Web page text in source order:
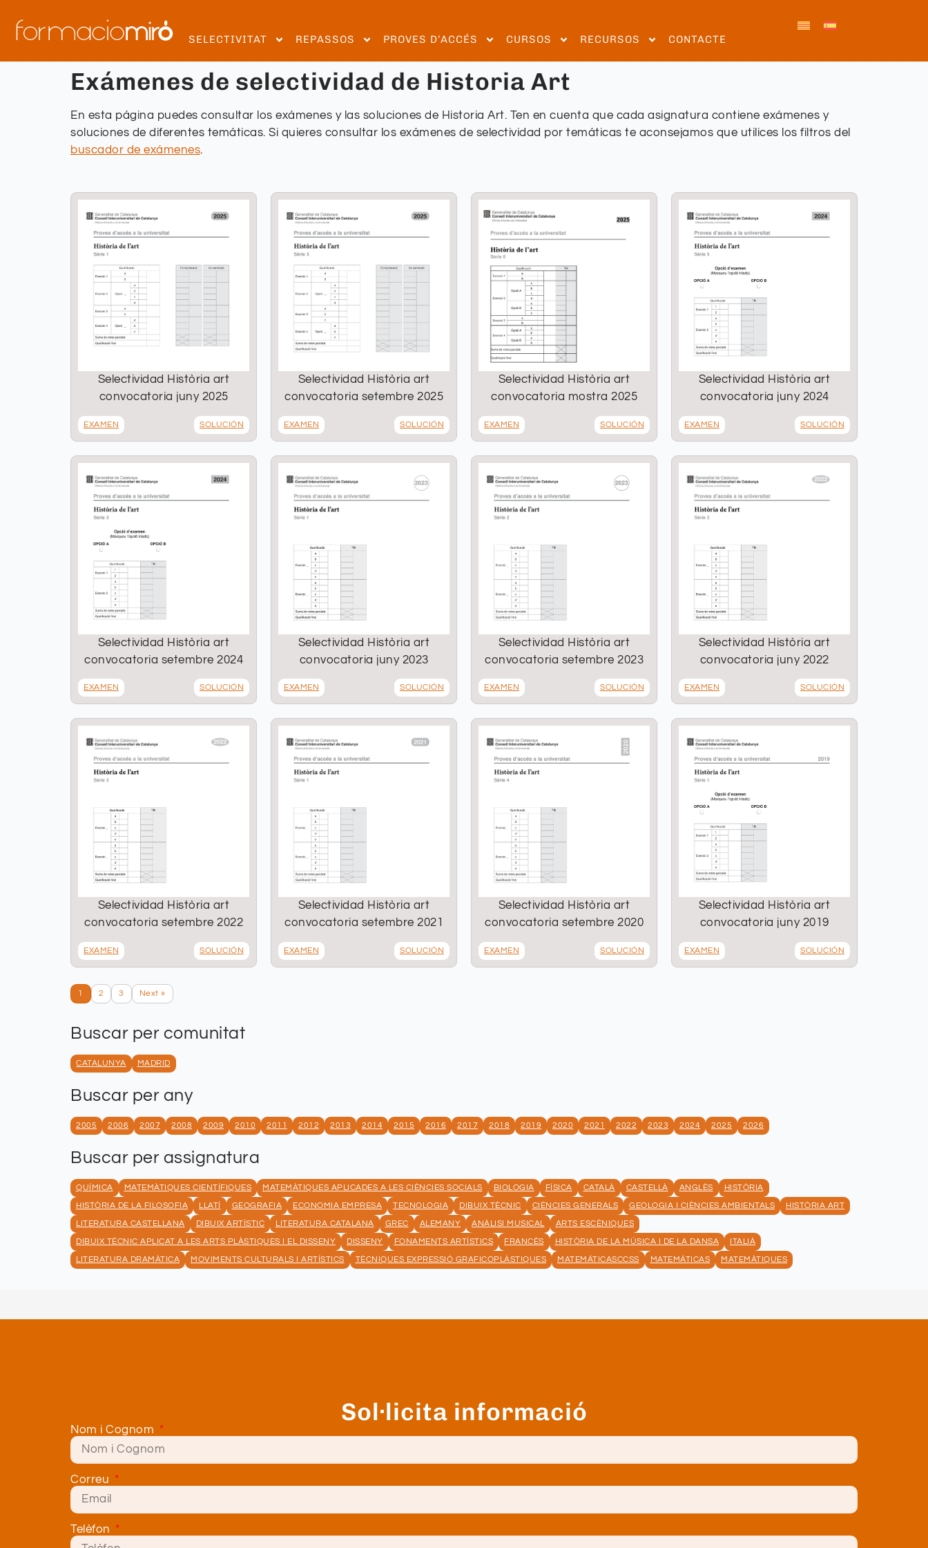
SELECTIVITAT REPASSOS PROVES D’ACCÉS CURSOS RECURSOS CONTACTE
Exámenes de selectividad de Historia Art
En esta página puedes consultar los exámenes y las soluciones de Historia Art. Ten en cuenta que cada asignatura contiene exámenes y
soluciones de diferentes temáticas. Si quieres consultar los exámenes de selectividad por temáticas te aconsejamos que utilices los filtros del
buscador de exámenes.
Selectividad Història art
convocatoria juny 2025
EXAMEN SOLUCIÓN
Selectividad Història art
convocatoria setembre 2025
EXAMEN SOLUCIÓN
Selectividad Història art
convocatoria mostra 2025
EXAMEN SOLUCIÓN
Selectividad Història art
convocatoria juny 2024
EXAMEN SOLUCIÓN
Selectividad Història art
convocatoria setembre 2024
EXAMEN SOLUCIÓN
Selectividad Història art
convocatoria juny 2023
EXAMEN SOLUCIÓN
Selectividad Història art
convocatoria setembre 2023
EXAMEN SOLUCIÓN
Selectividad Història art
convocatoria juny 2022
EXAMEN SOLUCIÓN
Selectividad Història art
convocatoria setembre 2022
EXAMEN SOLUCIÓN
Selectividad Història art
convocatoria setembre 2021
EXAMEN SOLUCIÓN
Selectividad Història art
convocatoria setembre 2020
EXAMEN SOLUCIÓN
Selectividad Història art
convocatoria juny 2019
EXAMEN SOLUCIÓN
1 2 3 Next »
Buscar per comunitat
CATALUNYA MADRID
Buscar per any
2005 2006 2007 2008 2009 2010 2011 2012 2013 2014 2015 2016 2017 2018 2019 2020 2021 2022 2023 2024 2025 2026
Buscar per assignatura
QUÍMICA MATEMÀTIQUES CIENTÍFIQUES MATEMÀTIQUES APLICADES A LES CIÈNCIES SOCIALS BIOLOGIA FÍSICA CATALÀ CASTELLÀ ANGLÈS
HISTÒRIA
HISTÒRIA DE LA FILOSOFIA
LLATÍ GEOGRAFIA ECONOMIA EMPRESA TECNOLOGIA DIBUIX TÈCNIC CIÈNCIES GENERALS GEOLOGIA I CIÈNCIES AMBIENTALS
HISTÒRIA ART
LITERATURA CASTELLANA
DIBUIX ARTÍSTIC LITERATURA CATALANA GREC ALEMANY ANÀLISI MUSICAL
ARTS ESCÈNIQUES
DIBUIX TÈCNIC APLICAT A LES ARTS PLÀSTIQUES I EL DISSENY
DISSENY FONAMENTS ARTÍSTICS FRANCÈS HISTÒRIA DE LA MÚSICA I DE LA DANSA
ITALIÀ
LITERATURA DRAMÀTICA
MOVIMENTS CULTURALS I ARTÍSTICS TÈCNIQUES EXPRESSIÓ GRAFICOPLÀSTIQUES MATEMÁTICASCCSS MATEMÁTICAS MATEMÀTIQUES
Sol·licita informació
Nom i Cognom
Correu
Telèfon